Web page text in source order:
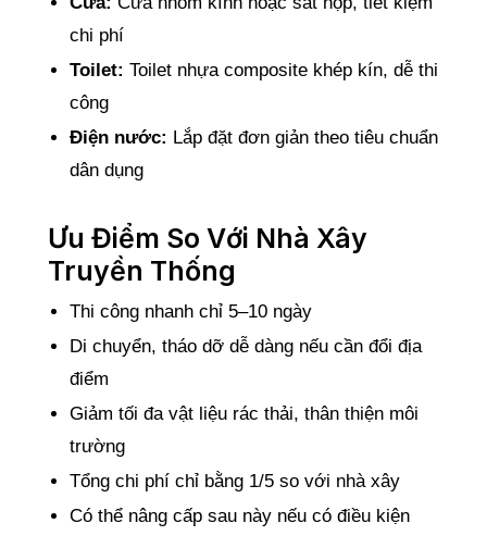
chi phí
Toilet: Toilet nhựa composite khép kín, dễ thi
công
Điện nước: Lắp đặt đơn giản theo tiêu chuẩn
dân dụng
Ưu Điểm So Với Nhà Xây
Truyền Thống
Thi công nhanh chỉ 5–10 ngày
Di chuyển, tháo dỡ dễ dàng nếu cần đổi địa
điểm
Giảm tối đa vật liệu rác thải, thân thiện môi
trường
Tổng chi phí chỉ bằng 1/5 so với nhà xây
Có thể nâng cấp sau này nếu có điều kiện